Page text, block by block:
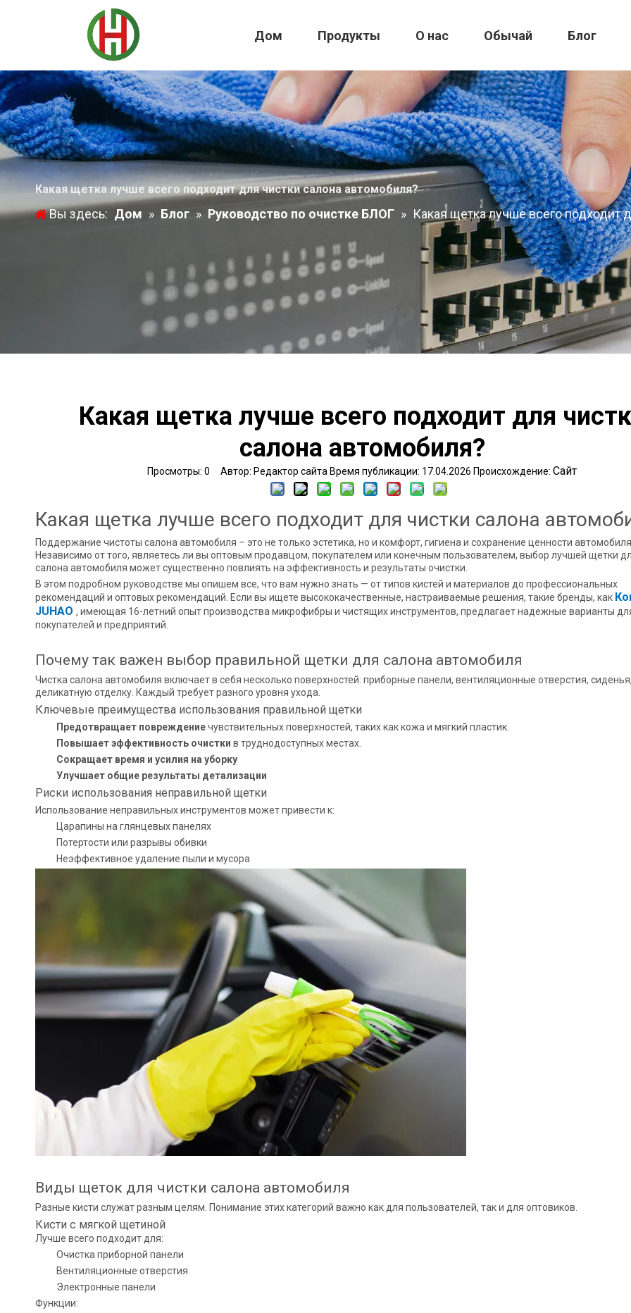
Дом Продукты О нас Обычай Блог
Какая щетка лучше всего подходит для чистки салона автомобиля?
Вы здесь: Дом » Блог » Руководство по очистке БЛОГ » Какая щетка лучше всего подходит
Какая щетка лучше всего подходит для
салона автомобиля?
Просмотры: 0 Автор: Редактор сайта Время публикации: 17.04.2026 Происхождение: Сайт
Какая щетка лучше всего подходит для чистки салона
Поддержание чистоты салона автомобиля – это не только эстетика, но и комфорт, гигиена и сохранение ценности автомобиля.
Независимо от того, являетесь ли вы оптовым продавцом, покупателем или конечным пользователем, выбор лучшей щетки
салона автомобиля может существенно повлиять на эффективность и результаты очистки.
В этом подробном руководстве мы опишем все, что вам нужно знать — от типов кистей и материалов до профессиональных
рекомендаций и оптовых рекомендаций. Если вы ищете высококачественные, настраиваемые решения, такие бренды, как
JUHAO , имеющая 16-летний опыт производства микрофибры и чистящих инструментов, предлагает надежные варианты
покупателей и предприятий.
Почему так важен выбор правильной щетки для салона автомобиля
Чистка салона автомобиля включает в себя несколько поверхностей: приборные панели, вентиляционные отверстия,
деликатную отделку. Каждый требует разного уровня ухода.
Ключевые преимущества использования правильной щетки
Предотвращает повреждениечувствительных поверхностей, таких как кожа и мягкий пластик.
Повышает эффективность очистки в труднодоступных местах.
Сокращает время и усилия на уборку
Улучшает общие результаты детализации
Риски использования неправильной щетки
Использование неправильных инструментов может привести к:
Царапины на глянцевых панелях
Потертости или разрывы обивки
Неэффективное удаление пыли и мусора
Виды щеток для чистки салона автомобиля
Разные кисти служат разным целям. Понимание этих категорий важно как для пользователей, так и для оптовиков.
Кисти с мягкой щетиной
Лучше всего подходит для:
Очистка приборной панели
Вентиляционные отверстия
Электронные панели
Функции: